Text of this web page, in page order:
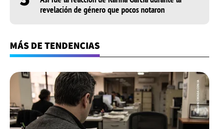
revelación de género que pocos notaron
MÁS DE TENDENCIAS